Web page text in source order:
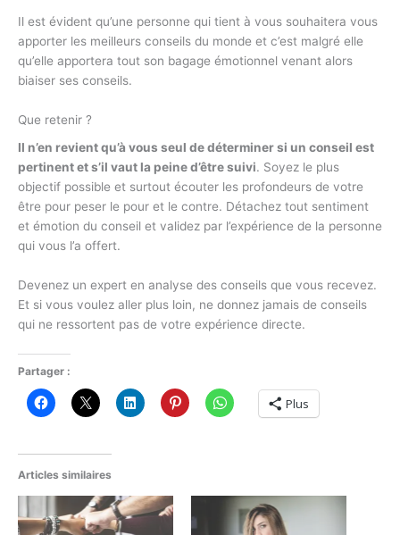
Il est évident qu’une personne qui tient à vous souhaitera vous
apporter les meilleurs conseils du monde et c’est malgré elle
qu’elle apportera tout son bagage émotionnel venant alors
biaiser ses conseils.
Que retenir ?
Il n’en revient qu’à vous seul de déterminer si un conseil est
pertinent et s’il vaut la peine d’être suivi. Soyez le plus
objectif possible et surtout écouter les profondeurs de votre
être pour peser le pour et le contre. Détachez tout sentiment
et émotion du conseil et validez par l’expérience de la personne
qui vous l’a offert.
Devenez un expert en analyse des conseils que vous recevez.
Et si vous voulez aller plus loin, ne donnez jamais de conseils
qui ne ressortent pas de votre expérience directe.
Partager :
Plus
Articles similaires